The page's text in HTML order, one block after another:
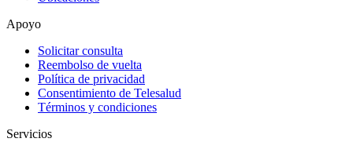
Apoyo
Solicitar consulta
Reembolso de vuelta
Política de privacidad
Consentimiento de Telesalud
Términos y condiciones
Servicios